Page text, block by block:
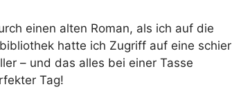
einen alten Roman, als ich auf die
hatte ich Zugriff auf eine schier
– und das alles bei einer Tasse
Tag!